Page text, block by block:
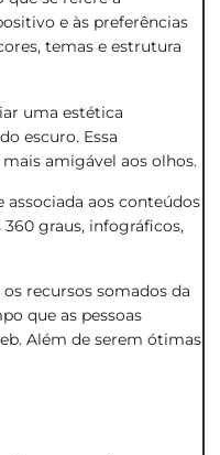
e às preferências
temas e estrutura
uma estética
escuro. Essa
amigável aos olhos.
aos conteúdos
graus, infográficos,
recursos somados da
que as pessoas
Além de serem ótimas